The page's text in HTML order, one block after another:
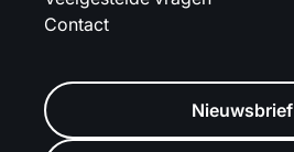
Contact
Nieuwsbrief